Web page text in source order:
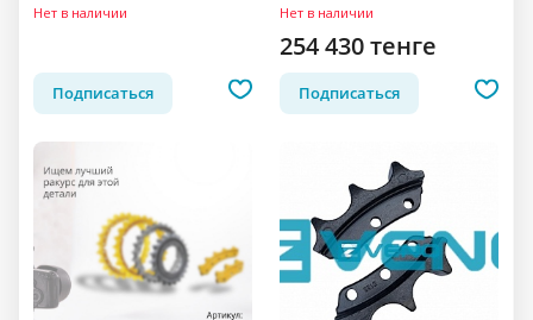
Нет в наличии
Подписаться
Нет в наличии
254 430 тенге
Подписаться